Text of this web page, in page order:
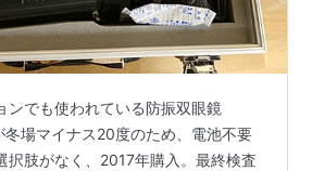
ンでも使われている防振双眼鏡
場マイナス20度のため、電池不要
択肢がなく、2017年購入。最終検査